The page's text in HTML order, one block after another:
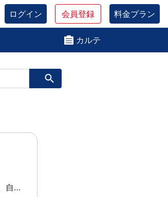
ログイン 会員登録 料金プラン
カルテ
いつも、普段の訓練や就活の時に、自分より能力の高い人を見たり思い浮かべては、「お前はバカだ」と自分に言い聞かせ、憂鬱になる。